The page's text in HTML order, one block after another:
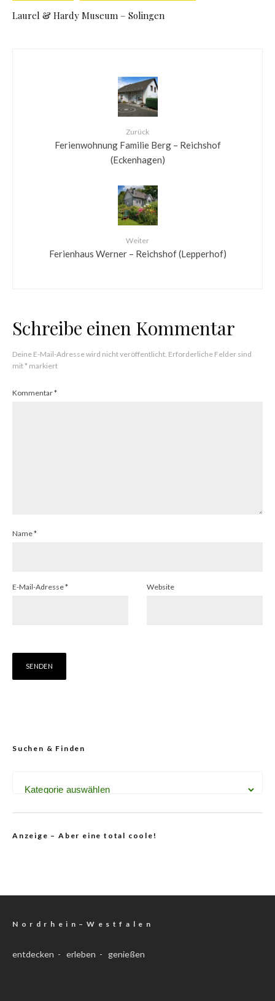
Laurel & Hardy Museum – Solingen
Zurück
Ferienwohnung Familie Berg – Reichshof
(Eckenhagen)
Weiter
Ferienhaus Werner – Reichshof (Lepperhof)
Schreibe einen Kommentar
Deine E-Mail-Adresse wird nicht veröffentlicht. Erforderliche Felder sind
mit* markiert
Kommentar*
Name*
E-Mail-Adresse* Website
Suchen & Finden
Anzeige – Aber eine total coole!
N o r d r h e i n – W e s t f a l e n
entdecken - erleben - genießen